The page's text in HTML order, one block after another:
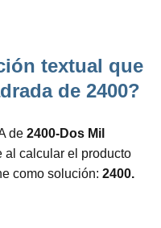
textual que
de 2400?
de 2400-Dos Mil
al calcular el producto
como solución: 2400.